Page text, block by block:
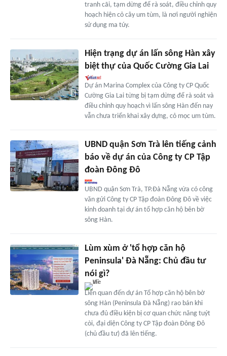
tranh cãi, tạm dừng để rà soát, điều chỉnh quy
hoạch hiện cỏ cây um tùm, là nơi người nghiện
sử dụng ma túy.
Hiện trạng dự án lấn sông Hàn xây
biệt thự của Quốc Cường Gia Lai
Dự án Marina Complex của Công ty CP Quốc
Cường Gia Lai từng bị tạm dừng để rà soát và
điều chỉnh quy hoạch vì lấn sông Hàn đến nay
vẫn chưa triển khai xây dựng, cỏ mọc um tùm.
UBND quận Sơn Trà lên tiếng cảnh
báo về dự án của Công ty CP Tập
đoàn Đông Đô
UBND quận Sơn Trà, TP.Đà Nẵng vừa có công
văn gửi Công ty CP Tập đoàn Đông Đô về việc
kinh doanh tại dự án tổ hợp căn hộ bên bờ
sông Hàn.
Lùm xùm ở 'tổ hợp căn hộ
Peninsula' Đà Nẵng: Chủ đầu tư
nói gì?
Liên quan đến dự án Tổ hợp căn hộ bên bờ
sông Hàn (Peninsula Đà Nẵng) rao bán khi
chưa đủ điều kiện bị cơ quan chức năng tuýt
còi, đại diện Công ty CP Tập đoàn Đông Đô
(chủ đầu tư) đã lên tiếng.